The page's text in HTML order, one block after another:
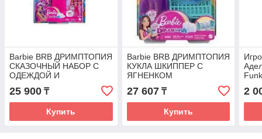
Barbie BRB ДРИМПТОПИЯ
СКАЗОЧНЫЙ НАБОР С
ОДЕЖДОЙ И
АКСЕССУАРАМИ
25 900 ₸
Купить
Barbie BRB ДРИМПТОПИЯ
КУКЛА ШКИППЕР С
ЯГНЕНКОМ
27 607₸
Купить
2